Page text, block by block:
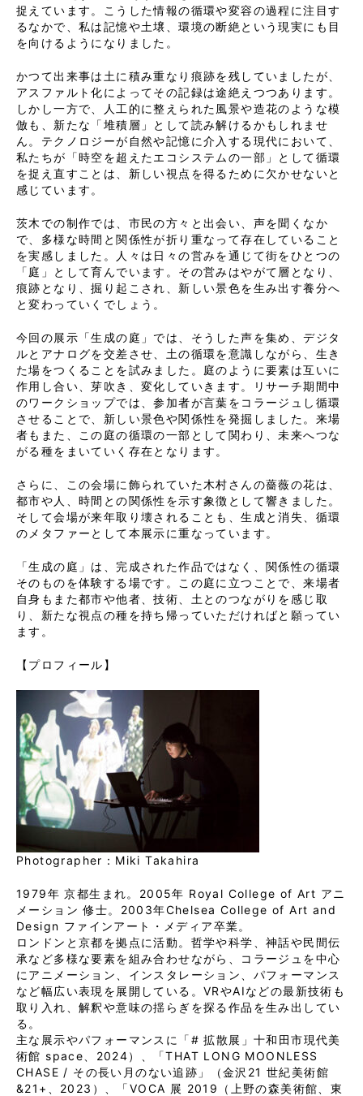
捉えています。こうした情報の循環や変容の過程に注目す
るなかで、私は記憶や土壌、環境の断絶という現実にも目
を向けるようになりました。
かつて出来事は土に積み重なり痕跡を残していましたが、
アスファルト化によってその記録は途絶えつつあります。
しかし一方で、人工的に整えられた風景や造花のような模
倣も、新たな「堆積層」として読み解けるかもしれませ
ん。テクノロジーが自然や記憶に介入する現代において、
私たちが「時空を超えたエコシステムの一部」として循環
を捉え直すことは、新しい視点を得るために欠かせないと
感じています。
茨木での制作では、市民の方々と出会い、声を聞くなか
で、多様な時間と関係性が折り重なって存在していること
を実感しました。人々は日々の営みを通じて街をひとつの
「庭」として育んでいます。その営みはやがて層となり、
痕跡となり、掘り起こされ、新しい景色を生み出す養分へ
と変わっていくでしょう。
今回の展示「生成の庭」では、そうした声を集め、デジタ
ルとアナログを交差させ、土の循環を意識しながら、生き
た場をつくることを試みました。庭のように要素は互いに
作用し合い、芽吹き、変化していきます。リサーチ期間中
のワークショップでは、参加者が言葉をコラージュし循環
させることで、新しい景色や関係性を発掘しました。来場
者もまた、この庭の循環の一部として関わり、未来へつな
がる種をまいていく存在となります。
さらに、この会場に飾られていた木村さんの薔薇の花は、
都市や人、時間との関係性を示す象徴として響きました。
そして会場が来年取り壊されることも、生成と消失、循環
のメタファーとして本展示に重なっています。
「生成の庭」は、完成された作品ではなく、関係性の循環
そのものを体験する場です。この庭に立つことで、来場者
自身もまた都市や他者、技術、土とのつながりを感じ取
り、新たな視点の種を持ち帰っていただければと願ってい
ます。
【プロフィール】
Photographer：Miki Takahira
1979年 京都生まれ。2005年 Royal College of Art アニ
メーション 修士。2003年Chelsea College of Art and
Design ファインアート・メディア卒業。
ロンドンと京都を拠点に活動。哲学や科学、神話や民間伝
承など多様な要素を組み合わせながら、コラージュを中心
にアニメーション、インスタレーション、パフォーマンス
など幅広い表現を展開している。VRやAIなどの最新技術も
取り入れ、解釈や意味の揺らぎを探る作品を生み出してい
る。
主な展示やパフォーマンスに「# 拡散展」十和田市現代美
術館 space、2024）、「THAT LONG MOONLESS
CHASE / その長い月のない追跡」（金沢21 世紀美術館
&21+、2023）、「VOCA 展 2019（上野の森美術館、東